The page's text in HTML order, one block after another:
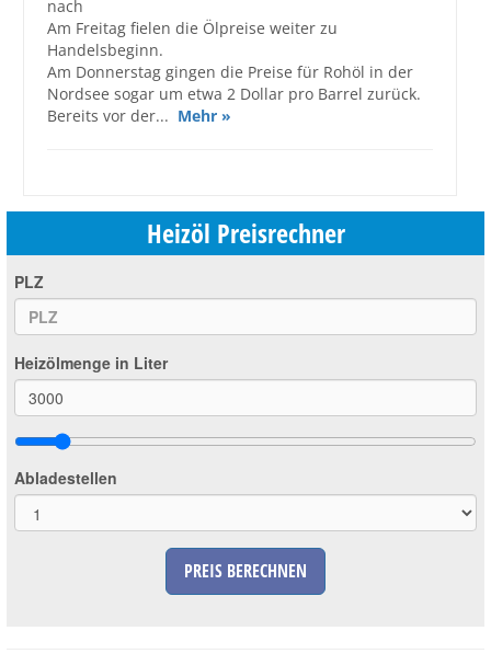
nach
Am Freitag fielen die Ölpreise weiter zu
Handelsbeginn.
Am Donnerstag gingen die Preise für Rohöl in der
Nordsee sogar um etwa 2 Dollar pro Barrel zurück.
Bereits vor der... Mehr »
Heizöl Preisrechner
PLZ
Heizölmenge in Liter
Abladestellen
PREIS BERECHNEN